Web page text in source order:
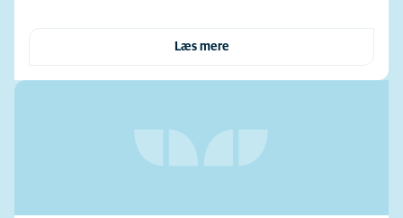
Læs mere